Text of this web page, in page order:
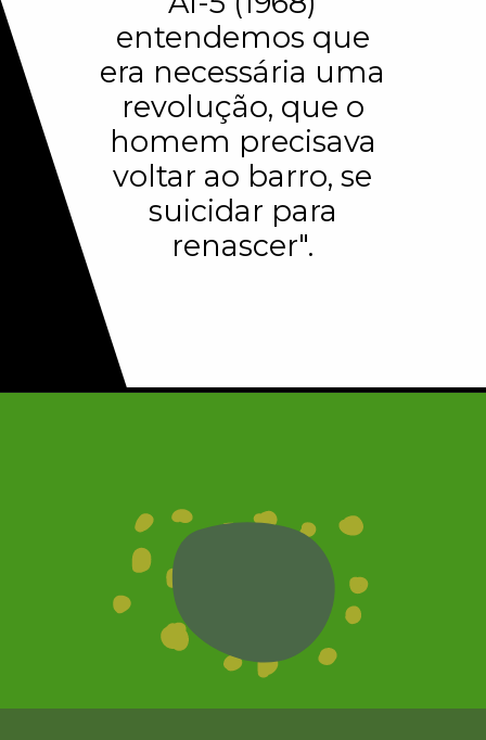
entendemos que
era necessária uma
revolução, que o
homem precisava
voltar ao barro, se
suicidar para
renascer".